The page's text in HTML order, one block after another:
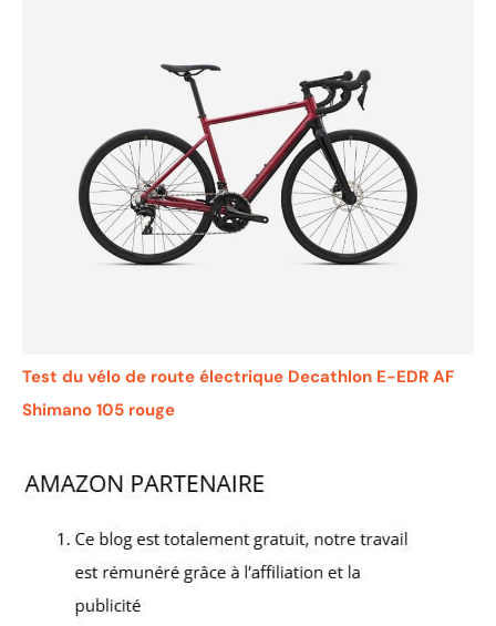
Test du vélo de route électrique Decathlon E-EDR AF
Shimano 105 rouge